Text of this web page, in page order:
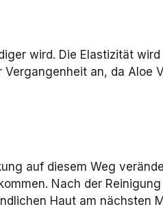
wird. Die Elastizität
an, da Aloe
auf diesem Weg
Nach der
Haut am nächsten